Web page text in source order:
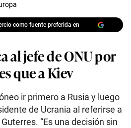
como fuente preferida en
al jefe de ONU por
que a Kiev
ir primero a Rusia y luego
de Ucrania al referirse a
“Es una decisión sin